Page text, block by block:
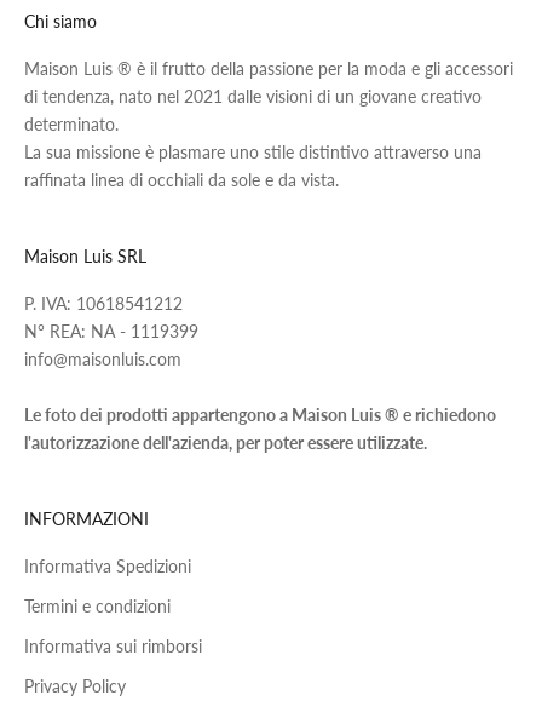
Chi siamo
Maison Luis ® è il frutto della passione per la moda e gli accessori
di tendenza, nato nel 2021 dalle visioni di un giovane creativo
determinato.
La sua missione è plasmare uno stile distintivo attraverso una
raffinata linea di occhiali da sole e da vista.
Maison Luis SRL
P. IVA: 10618541212
N° REA: NA - 1119399
info@maisonluis.com
Le foto dei prodotti appartengono a Maison Luis ® e richiedono
l'autorizzazione dell'azienda, per poter essere utilizzate.
INFORMAZIONI
Informativa Spedizioni
Termini e condizioni
Informativa sui rimborsi
Privacy Policy